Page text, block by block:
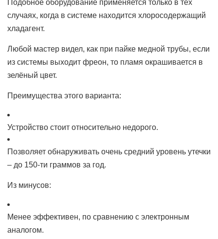
Подобное оборудование применяется только в тех
случаях, когда в системе находится хлоросодержащий
хладагент.
Любой мастер видел, как при пайке медной трубы, если
из системы выходит фреон, то пламя окрашивается в
зелёный цвет.
Преимущества этого варианта:
Устройство стоит относительно недорого.
Позволяет обнаруживать очень средний уровень утечки
– до 150-ти граммов за год.
Из минусов:
Менее эффективен, по сравнению с электронным
аналогом.